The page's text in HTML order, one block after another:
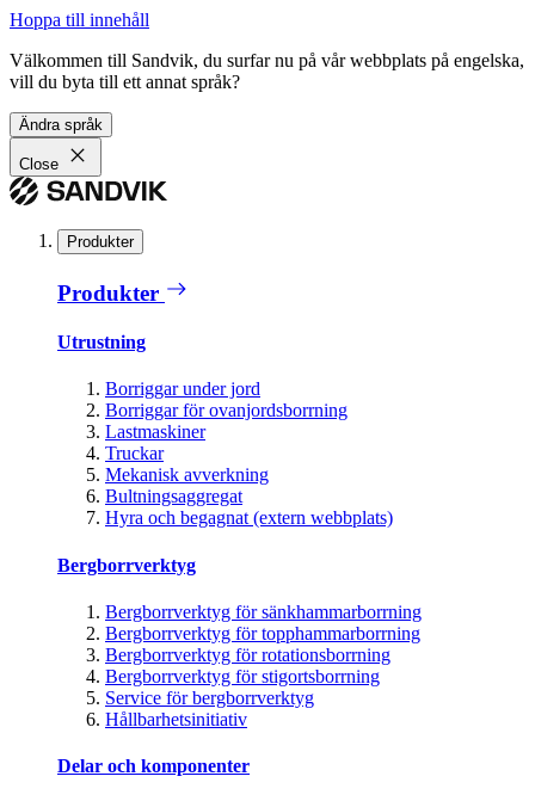
Hoppa till innehåll
Välkommen till Sandvik, du surfar nu på vår webbplats på engelska,
vill du byta till ett annat språk?
Ändra språk
Close
Produkter
Produkter
Utrustning
Borriggar under jord
Borriggar för ovanjordsborrning
Lastmaskiner
Truckar
Mekanisk avverkning
Bultningsaggregat
Hyra och begagnat (extern webbplats)
Bergborrverktyg
Bergborrverktyg för sänkhammarborrning
Bergborrverktyg för topphammarborrning
Bergborrverktyg för rotationsborrning
Bergborrverktyg för stigortsborrning
Service för bergborrverktyg
Hållbarhetsinitiativ
Delar och komponenter